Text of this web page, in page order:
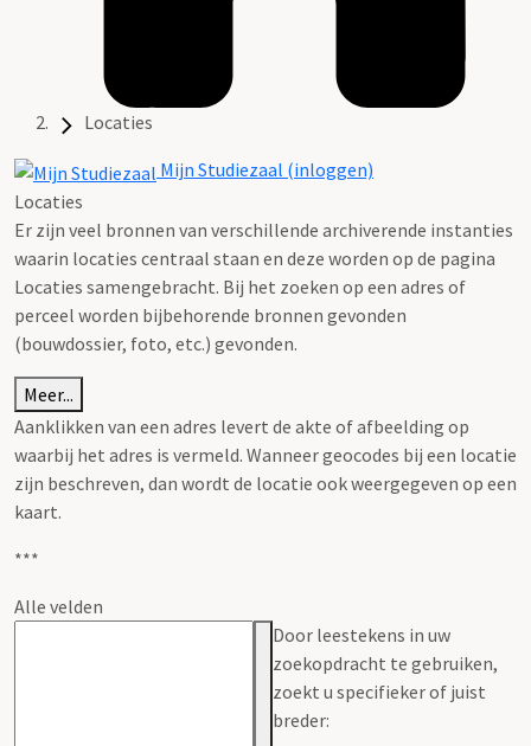
Locaties
Mijn Studiezaal (inloggen)
Locaties
Er zijn veel bronnen van verschillende archiverende instanties
waarin locaties centraal staan en deze worden op de pagina
Locaties samengebracht. Bij het zoeken op een adres of
perceel worden bijbehorende bronnen gevonden
(bouwdossier, foto, etc.) gevonden.
Meer...
Aanklikken van een adres levert de akte of afbeelding op
waarbij het adres is vermeld. Wanneer geocodes bij een locatie
zijn beschreven, dan wordt de locatie ook weergegeven op een
kaart.
***
Alle velden
Door leestekens in uw
zoekopdracht te gebruiken,
zoekt u specifieker of juist
breder: